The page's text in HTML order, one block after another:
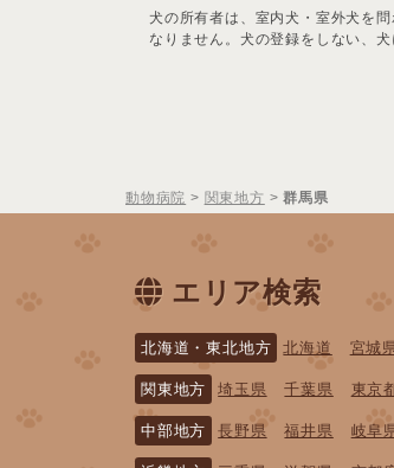
犬の所有者は、室内犬・室外犬を
なりません。犬の登録をしない、
動物病院 > 関東地方 >群馬県
エリア検索
北海道・東北地方 北海道 宮城
関東地方 埼玉県 千葉県 東京
中部地方 長野県 福井県 岐阜